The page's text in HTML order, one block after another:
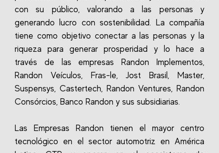
con su público, valorando a las personas y
generando lucro con sostenibilidad. La compañía
tiene como objetivo conectar a las personas y la
riqueza para generar prosperidad y lo hace a
través de las empresas Randon Implementos,
Randon Veículos, Fras-le, Jost Brasil, Master,
Suspensys, Castertech, Randon Ventures, Randon
Consórcios, Banco Randon y sus subsidiarias.
Las Empresas Randon tienen el mayor centro
tecnológico en el sector automotriz en América